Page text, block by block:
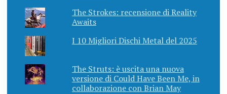
The Strokes: recensione di Reality
Awaits
I 10 Migliori Dischi Metal del 2025
The Struts: è uscita una nuova
versione di Could Have Been Me, in
collaborazione con Brian May